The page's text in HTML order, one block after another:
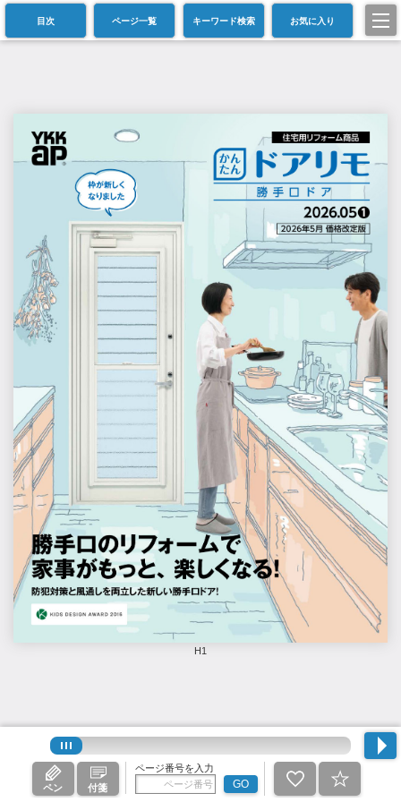
目次 ページ一覧 キーワード検索 お気に入り
H1
ペン 付箋
ページ番号を入力
GO